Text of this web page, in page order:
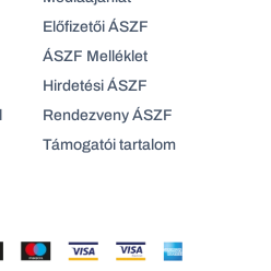
Előfizetői ÁSZF
ÁSZF Melléklet
Hirdetési ÁSZF
Rendezveny ÁSZF
Támogatói tartalom